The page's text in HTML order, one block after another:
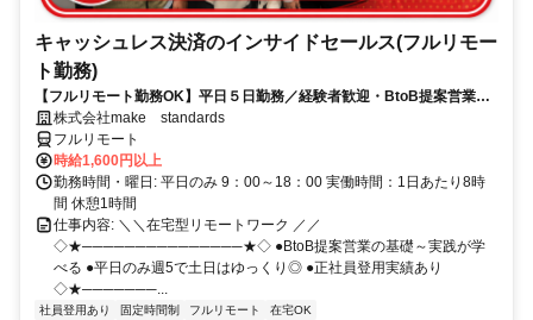
キャッシュレス決済のインサイドセールス(フルリモー
ト勤務)
【フルリモート勤務OK】平日５日勤務／経験者歓迎・BtoB提案営業で
スキルアップ
株式会社make standards
フルリモート
時給1,600円以上
勤務時間・曜日: 平日のみ 9：00～18：00 実働時間：1日あたり8時
間 休憩1時間
仕事内容: ＼＼在宅型リモートワーク ／／
◇★───────────────★◇ ●BtoB提案営業の基礎～実践が学
べる ●平日のみ週5で土日はゆっくり◎ ●正社員登用実績あり
◇★───────...
社員登用あり 固定時間制 フルリモート 在宅OK